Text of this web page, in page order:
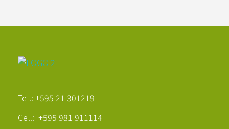
Tel.: +595 21 301219
Cel.: +595 981 911114